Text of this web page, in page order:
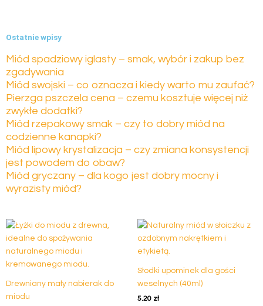
Ostatnie wpisy
Miód spadziowy iglasty – smak, wybór i zakup bez
zgadywania
Miód swojski – co oznacza i kiedy warto mu zaufać?
Pierzga pszczela cena – czemu kosztuje więcej niż
zwykłe dodatki?
Miód rzepakowy smak – czy to dobry miód na
codzienne kanapki?
Miód lipowy krystalizacja – czy zmiana konsystencji
jest powodem do obaw?
Miód gryczany – dla kogo jest dobry mocny i
wyrazisty miód?
Drewniany mały nabierak do
miodu
Słodki upominek dla gości
weselnych (40ml)
5.20 zł